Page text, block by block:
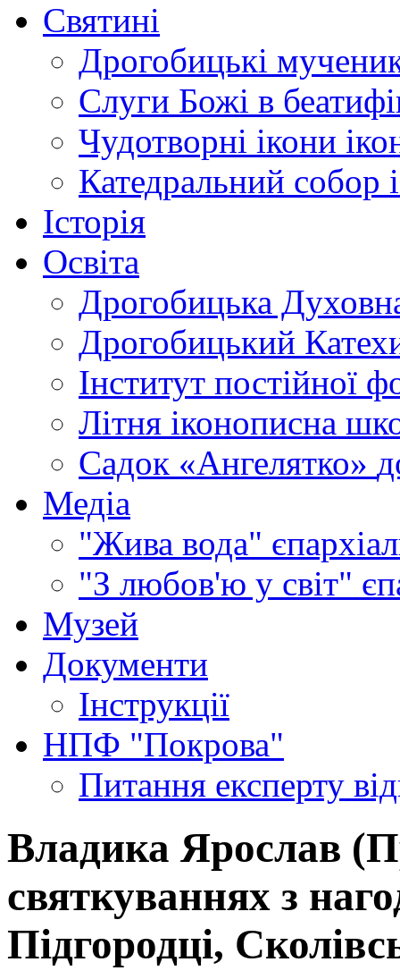
Святині
Дрогобицькі
Слуги Божі в
Чудотворні ікони
Катедральний собор
Історія
Освіта
Дрогобицька
Дрогобицький
Інститут постійної
Літня іконописна
Садок «Ангелятко»
Медіа
"Жива вода"
"З любов'ю у світ"
Музей
Документи
Інструкції
НПФ "Покрова"
Питання експерту
Владика Ярослав
святкуваннях з
Підгородці,